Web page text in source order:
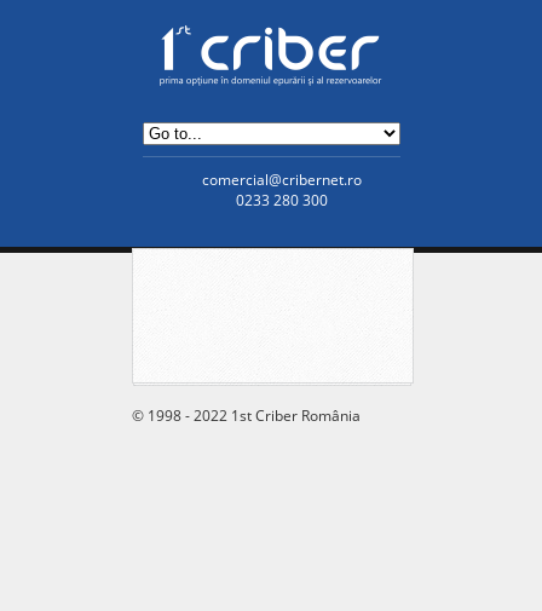
comercial@cribernet.ro
0233 280 300
© 1998 - 2022 1st Criber România